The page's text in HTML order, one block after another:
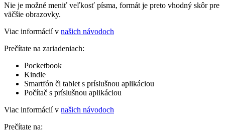
Nie je možné meniť veľkosť písma, formát je preto vhodný skôr pre
väčšie obrazovky.
Viac informácií v našich návodoch
Prečítate na zariadeniach:
Pocketbook
Kindle
Smartfón či tablet s príslušnou aplikáciou
Počítač s príslušnou aplikáciou
Viac informácií v našich návodoch
Prečítate na: